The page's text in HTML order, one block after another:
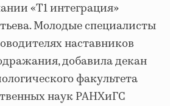
«Т1 интеграция»
Молодые специалисты
наставников
добавила декан
факультета
наук РАНХиГС